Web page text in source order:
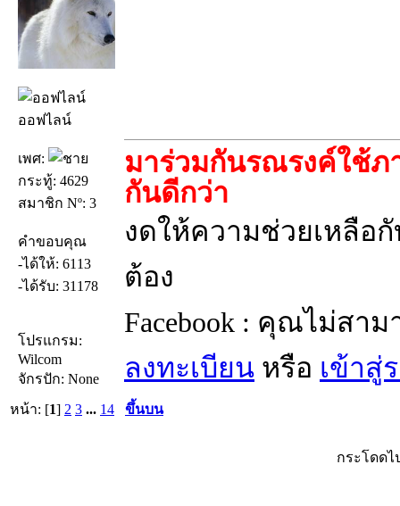
ออฟไลน์
เพศ:
กระทู้: 4629
สมาชิก Nº: 3
คำขอบคุณ
-ได้ให้: 6113
-ได้รับ: 31178
โปรแกรม:
Wilcom
จักรปัก: None
มาร่วมกันรณรงค์ใช้ภ
กันดีกว่า
งดให้ความช่วยเหลือ
ต้อง
Facebook : คุณไม่สา
ลงทะเบียน หรือ เข้าสู่
หน้า: [1] 2 3 ... 14 ขึ้นบน
กระโดดไ